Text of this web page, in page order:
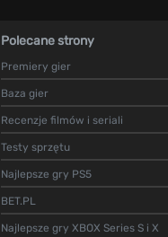
Polecane strony
Premiery gier
Baza gier
Recenzje filmów i seriali
Testy sprzętu
Najlepsze gry PS5
BET.PL
Najlepsze gry XBOX Series S i X